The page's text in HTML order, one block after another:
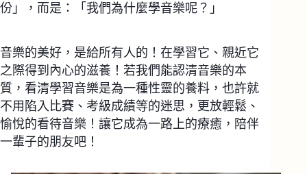
份」，而是：「我們為什麼學音樂呢？」
音樂的美好，是給所有人的！在學習它、親近它
之際得到內心的滋養！若我們能認清音樂的本
質，看清學習音樂是為一種性靈的養料，也許就
不用陷入比賽、考級成績等的迷思，更放輕鬆、
愉悅的看待音樂！讓它成為一路上的療癒，陪伴
一輩子的朋友吧！